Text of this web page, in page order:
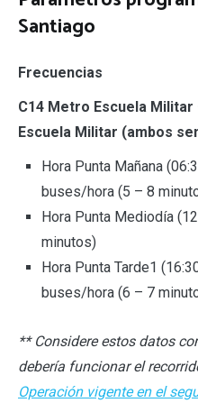
Santiago
Frecuencias
C14 Metro Escuela
Escuela Militar (ambos
Hora Punta Mañana
buses/hora (5 – 8
Hora Punta Mediodía
minutos)
Hora Punta Tarde1
buses/hora (6 – 7
** Considere estos datos
debería funcionar el
Operación vigente en el